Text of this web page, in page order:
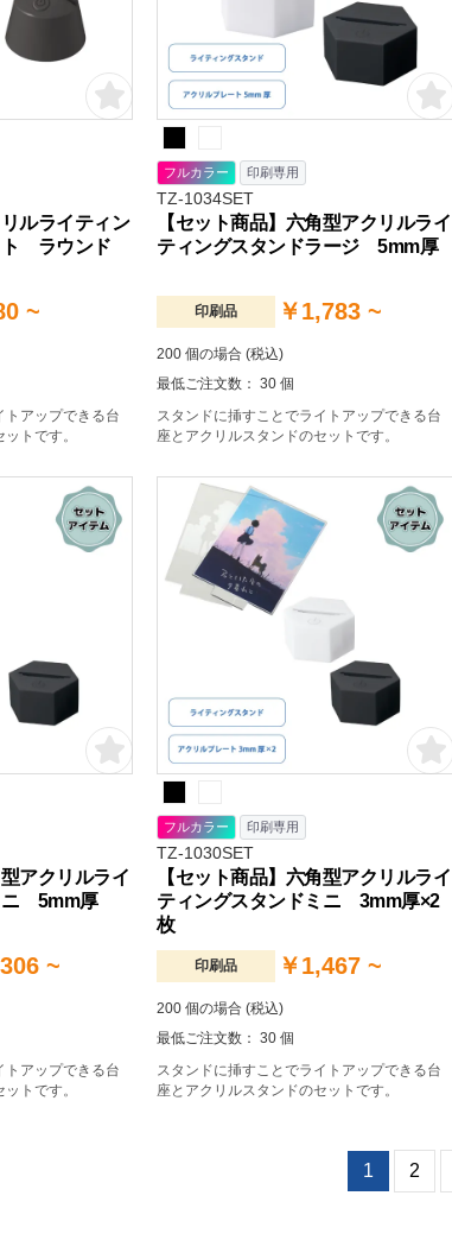
ルライティン
ト ラウンド
~
トアップできる台
トです。
フルカラー 印刷専用
TZ-1034SET
【セット商品】六角型アクリルライ
ティングスタンドラージ 5mm厚
印刷品 ￥1,783 ~
200 個の場合 (税込)
最低ご注文数： 30 個
スタンドに挿すことでライトアップできる台
座とアクリルスタンドのセットです。
アクリルライ
ニ 5mm厚
~
トアップできる台
トです。
フルカラー 印刷専用
TZ-1030SET
【セット商品】六角型アクリルライ
ティングスタンドミニ 3mm厚×2
枚
印刷品 ￥1,467 ~
200 個の場合 (税込)
最低ご注文数： 30 個
スタンドに挿すことでライトアップできる台
座とアクリルスタンドのセットです。
1 2